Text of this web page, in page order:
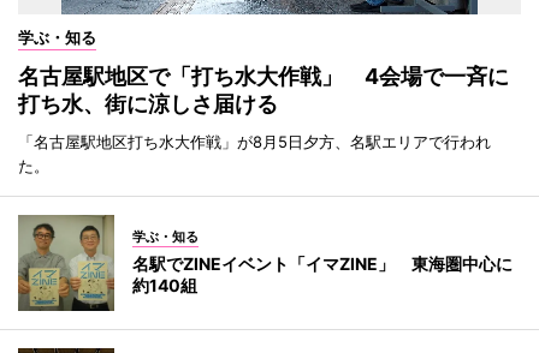
学ぶ・知る
名古屋駅地区で「打ち水大作戦」 4会場で一斉に
打ち水、街に涼しさ届ける
「名古屋駅地区打ち水大作戦」が8月5日夕方、名駅エリアで行われ
た。
学ぶ・知る
名駅でZINEイベント「イマZINE」 東海圏中心に
約140組